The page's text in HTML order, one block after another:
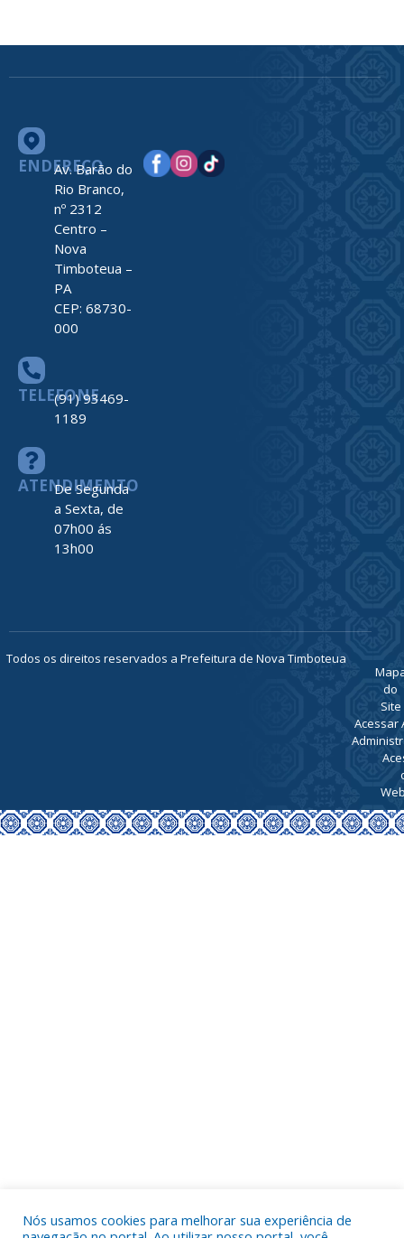
ENDEREÇO
Av. Barão do
Rio Branco,
nº 2312
Centro –
Nova
Timboteua –
PA
CEP: 68730-
000
TELEFONE
(91) 93469-
1189
ATENDIMENTO
De Segunda
a Sexta, de
07h00 ás
13h00
Todos os direitos reservados a Prefeitura de Nova Timboteua
do
Site
Acessar
Nós usamos cookies para melhorar sua experiência de